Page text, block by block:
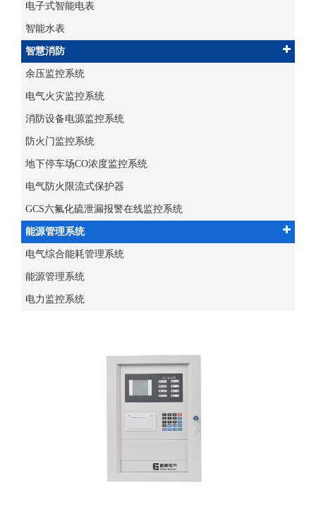
电子式智能电表
智能水表
智慧消防
余压监控系统
电气火灾监控系统
消防设备电源监控系统
防火门监控系统
地下停车场CO浓度监控系统
电气防火限流式保护器
GCS六氟化硫泄漏报警在线监控系统
能源管理系统
电气综合能耗管理系统
能源管理系统
电力监控系统